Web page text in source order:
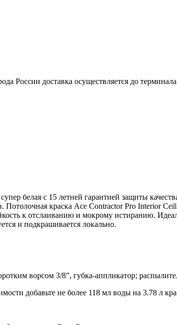
России доставка осуществляется до
белая с 15 летней гарантией защиты
краска Ace Contractor Pro Interior
к отслаиванию и мокрому истиранию.
и подкрашивается локально.
ворсом 3/8”, губка-аппликатор;
добавьте не более 118 мл воды на 3.78 л